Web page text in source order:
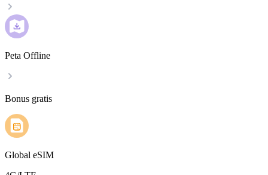
Peta Offline
Bonus gratis
Global eSIM